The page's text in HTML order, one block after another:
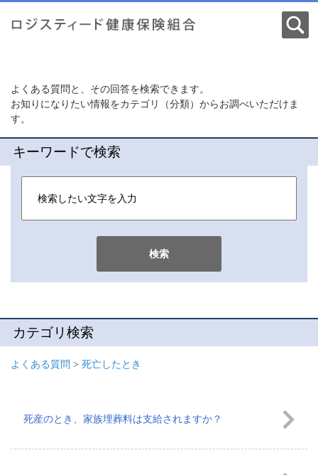
よくある質問と、その回答を検索できます。
お知りになりたい情報をカテゴリ（分類）からお調べいただけま
す。
キーワードで検索
検索
カテゴリ検索
よくある質問 > 死亡したとき
死産のとき、家族埋葬料は支給されますか？